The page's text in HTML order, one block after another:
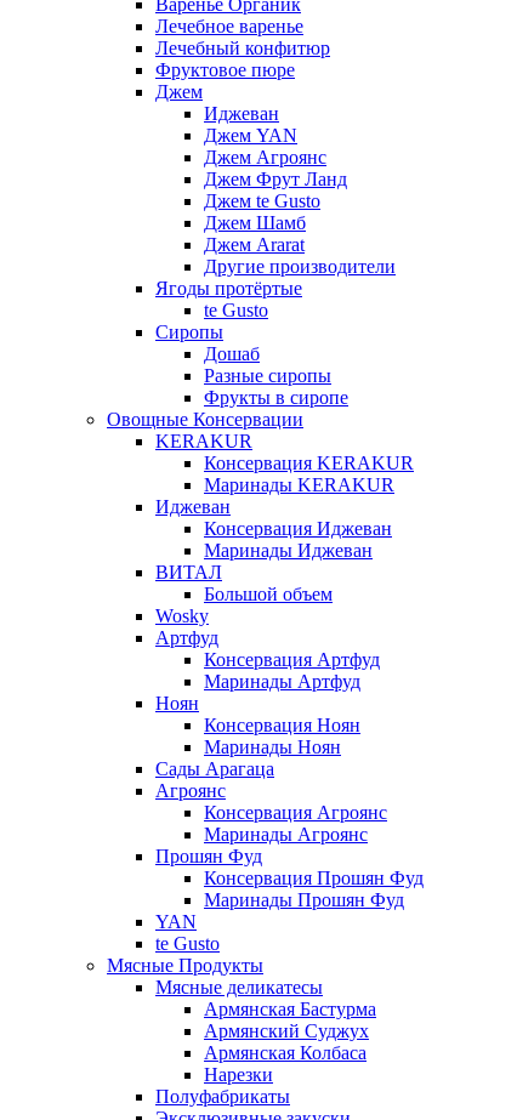
Варенье Органик
Лечебное варенье
Лечебный конфитюр
Фруктовое пюре
Джем
Иджеван
Джем YAN
Джем Агроянс
Джем Фрут Ланд
Джем te Gusto
Джем Шамб
Джем Ararat
Другие производители
Ягоды протёртые
te Gusto
Сиропы
Дошаб
Разные сиропы
Фрукты в сиропе
Овощные Консервации
KERAKUR
Консервация KERAKUR
Маринады KERAKUR
Иджеван
Консервация Иджеван
Маринады Иджеван
ВИТАЛ
Большой объем
Wosky
Артфуд
Консервация Артфуд
Маринады Артфуд
Ноян
Консервация Ноян
Маринады Ноян
Сады Арагаца
Агроянс
Консервация Агроянс
Маринады Агроянс
Прошян Фуд
Консервация Прошян Фуд
Маринады Прошян Фуд
YAN
te Gusto
Мясные Продукты
Мясные деликатесы
Армянская Бастурма
Армянский Суджух
Армянская Колбаса
Нарезки
Полуфабрикаты